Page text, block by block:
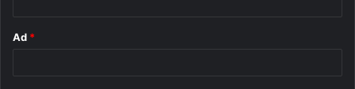
Ad *